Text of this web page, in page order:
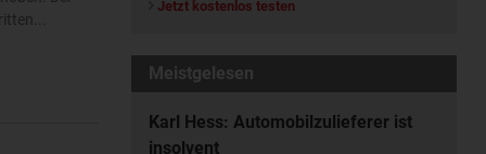
Jetzt kostenlos testen
Meistgelesen
Karl Hess: Automobilzulieferer ist
insolvent